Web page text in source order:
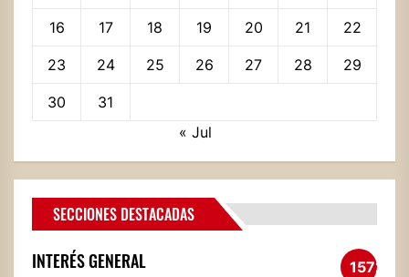
16 17 18 19 20 21 22
23 24 25 26 27 28 29
30
31
« Jul
SECCIONES DESTACADAS
INTERÉS GENERAL 1572